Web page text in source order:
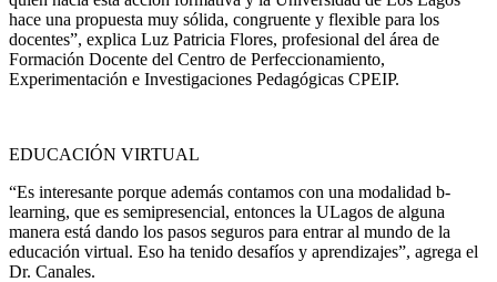
hace una propuesta muy sólida, congruente y flexible para los
docentes”, explica Luz Patricia Flores, profesional del área de
Formación Docente del Centro de Perfeccionamiento,
Experimentación e Investigaciones Pedagógicas CPEIP.
EDUCACIÓN VIRTUAL
“Es interesante porque además contamos con una modalidad b-
learning, que es semipresencial, entonces la ULagos de alguna
manera está dando los pasos seguros para entrar al mundo de la
educación virtual. Eso ha tenido desafíos y aprendizajes”, agrega el
Dr. Canales.